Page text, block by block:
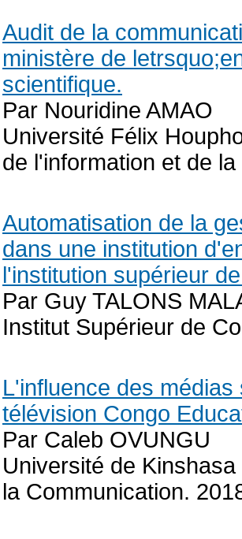
Audit de la
ministère de
scientifique.
Par Nouridine AMAO
Université Félix
de l'information et de
Automatisation de la
dans une institution
l'institution supérieur
Par Guy TALONS
Institut Supérieur de
L'influence des
télévision Congo
Par Caleb OVUNGU
Université de
la Communication.